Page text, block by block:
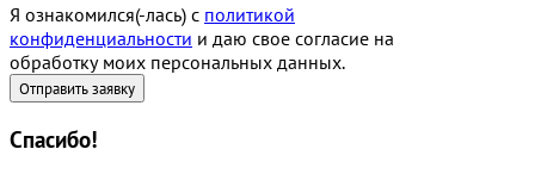
Я ознакомился(-лась) с политикой
конфиденциальности и даю свое согласие на
обработку моих персональных данных.
Спасибо!